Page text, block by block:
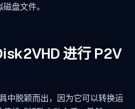
盘文件。
进行 P2V
中脱颖而出，因为它可以转换运